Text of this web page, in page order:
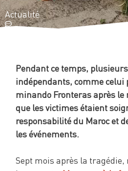
Actualité
Pendant ce temps,
indépendants, comme celui
minando Fronteras après le
que les victimes étaient
responsabilité du Maroc et
les événements.
Sept mois après la tragédie,